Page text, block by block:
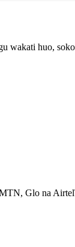
wakati huo,
Glo na